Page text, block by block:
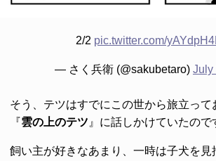
2/2 pic.twitter.com/
— さく兵衛 (@sakubetaro) July
そう、テツはすでにこの世から旅立って
『雲の上のテツ 』に話しかけていたので
飼い主が好きなあまり、一時は子犬を見